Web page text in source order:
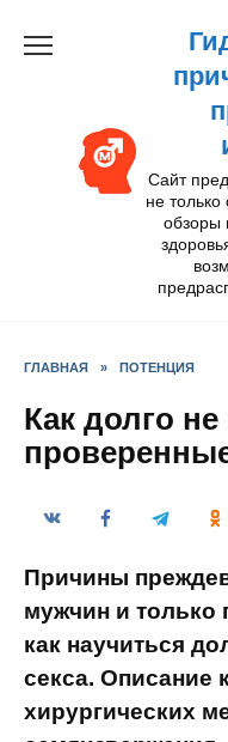
Сайт
не только
обзоры
ГЛАВНАЯ » ПОТЕНЦИЯ
Как долго
Причины
мужчин и только
как научиться
секса. Описание
хирургических